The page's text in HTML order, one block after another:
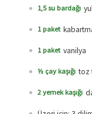
1,5 su bardağı
1 paket
1 paket vanilya
½ çay kaşığı toz
2 yemek kaşığı